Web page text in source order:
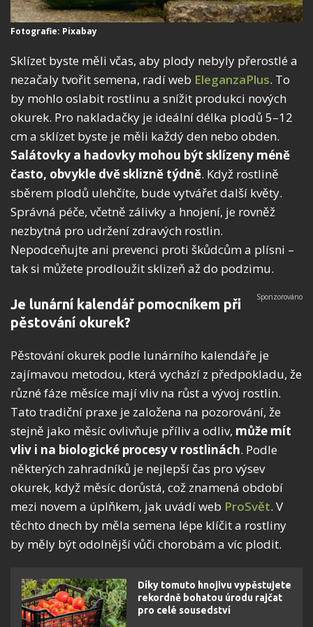
Fotografie: Pixabay
Sklízet byste měli včas, aby plody nebyly přerostlé a
nezačaly tvořit semena, radí web EleganzaPlus. To
by mohlo oslabit rostlinu a snížit produkci nových
okurek. Pro nakladačky je ideální délka plodů 5–12
cm a sklízet byste je měli každý den nebo obden.
Salátovky a hadovky mohou být sklízeny méně
často, obvykle dvě sklizně týdně. Když rostlině
sběrem plodů ulehčíte, bude vytvářet další květy.
Správná péče, včetně zálivky a hnojení, je rovněž
nezbytná pro udržení zdravých rostlin.
Nepodceňujte ani prevenci proti škůdcům a plísni –
tak si můžete prodloužit sklizeň až do podzimu.
Je lunární kalendář pomocníkem při
pěstování okurek?
Pěstování okurek podle lunárního kalendáře je
zajímavou metodou, která vychází z předpokladu, že
různé fáze měsíce mají vliv na růst a vývoj rostlin.
Tato tradiční praxe je založena na pozorování, že
stejně jako měsíc ovlivňuje příliv a odliv, může mít
vliv i na biologické procesy v rostlinách. Podle
některých zahradníků je nejlepší čas pro výsev
okurek, když měsíc dorůstá, což znamená období
mezi novem a úplňkem, jak uvádí web ProSvět. V
těchto dnech by měla semena lépe klíčit a rostliny
by měly být odolnější vůči chorobám a víc plodit.
Díky tomuto hnojivu vypěstujete
rekordně bohatou úrodu rajčat
pro celé sousedství